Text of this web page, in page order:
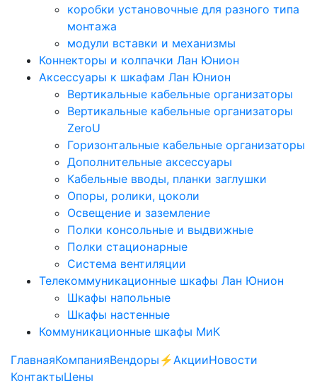
коробки установочные для разного типа
монтажа
модули вставки и механизмы
Коннекторы и колпачки Лан Юнион
Аксессуары к шкафам Лан Юнион
Вертикальные кабельные организаторы
Вертикальные кабельные организаторы
ZeroU
Горизонтальные кабельные организаторы
Дополнительные аксессуары
Кабельные вводы, планки заглушки
Опоры, ролики, цоколи
Освещение и заземление
Полки консольные и выдвижные
Полки стационарные
Система вентиляции
Телекоммуникационные шкафы Лан Юнион
Шкафы напольные
Шкафы настенные
Коммуникационные шкафы МиК
ГлавнаяКомпанияВендоры ⚡️АкцииНовости
КонтактыЦены